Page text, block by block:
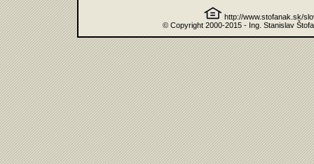
http://www.stofanak.sk/
© Copyright 2000-2015 - Ing. Stanislav